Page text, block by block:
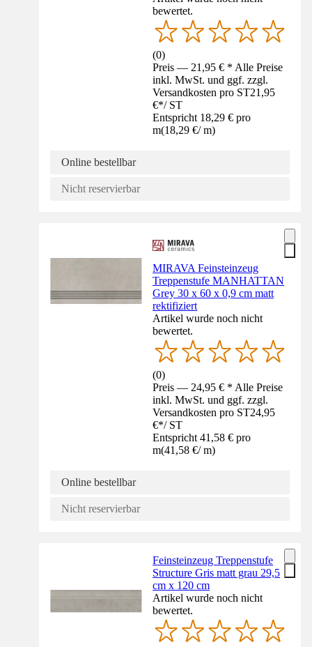
bewertet.
(0)
Preis — 21,95 € * Alle Preise
inkl. MwSt. und ggf. zzgl.
Versandkosten pro ST21,95
€*/ ST
Entspricht 18,29 € pro
m(18,29 €/ m)
Online bestellbar
Nicht reservierbar
MIRAVA Feinsteinzeug
Treppenstufe MANHATTAN
Grey 30 x 60 x 0,9 cm matt
rektifiziert
Artikel wurde noch nicht
bewertet.
(0)
Preis — 24,95 € * Alle Preise
inkl. MwSt. und ggf. zzgl.
Versandkosten pro ST24,95
€*/ ST
Entspricht 41,58 € pro
m(41,58 €/ m)
Online bestellbar
Nicht reservierbar
Feinsteinzeug Treppenstufe
Structure Gris matt grau 29,5
cm x 120 cm
Artikel wurde noch nicht
bewertet.